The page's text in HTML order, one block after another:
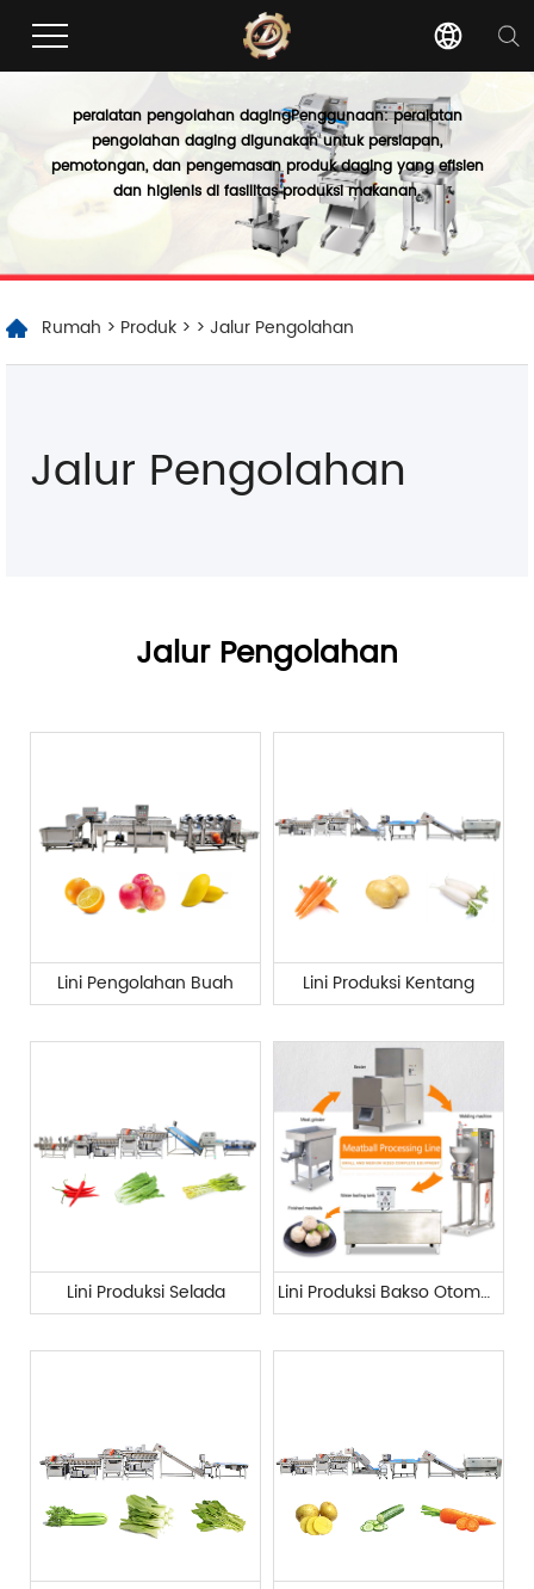
peralatan pengolahan dagingPenggunaan: peralatan
pengolahan daging digunakan untuk persiapan,
pemotongan, dan pengemasan produk daging yang efisien
dan higienis di fasilitas produksi makanan.
Rumah > Produk > > Jalur Pengolahan
Jalur Pengolahan
Jalur Pengolahan
Lini Pengolahan Buah Lini Produksi Kentang
Lini Produksi Selada Lini Produksi Bakso Otomatis